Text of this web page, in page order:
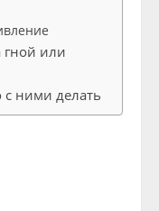
гной или
ними делать